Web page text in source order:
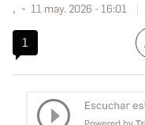
, 11 may. 2026 - 16:01
1